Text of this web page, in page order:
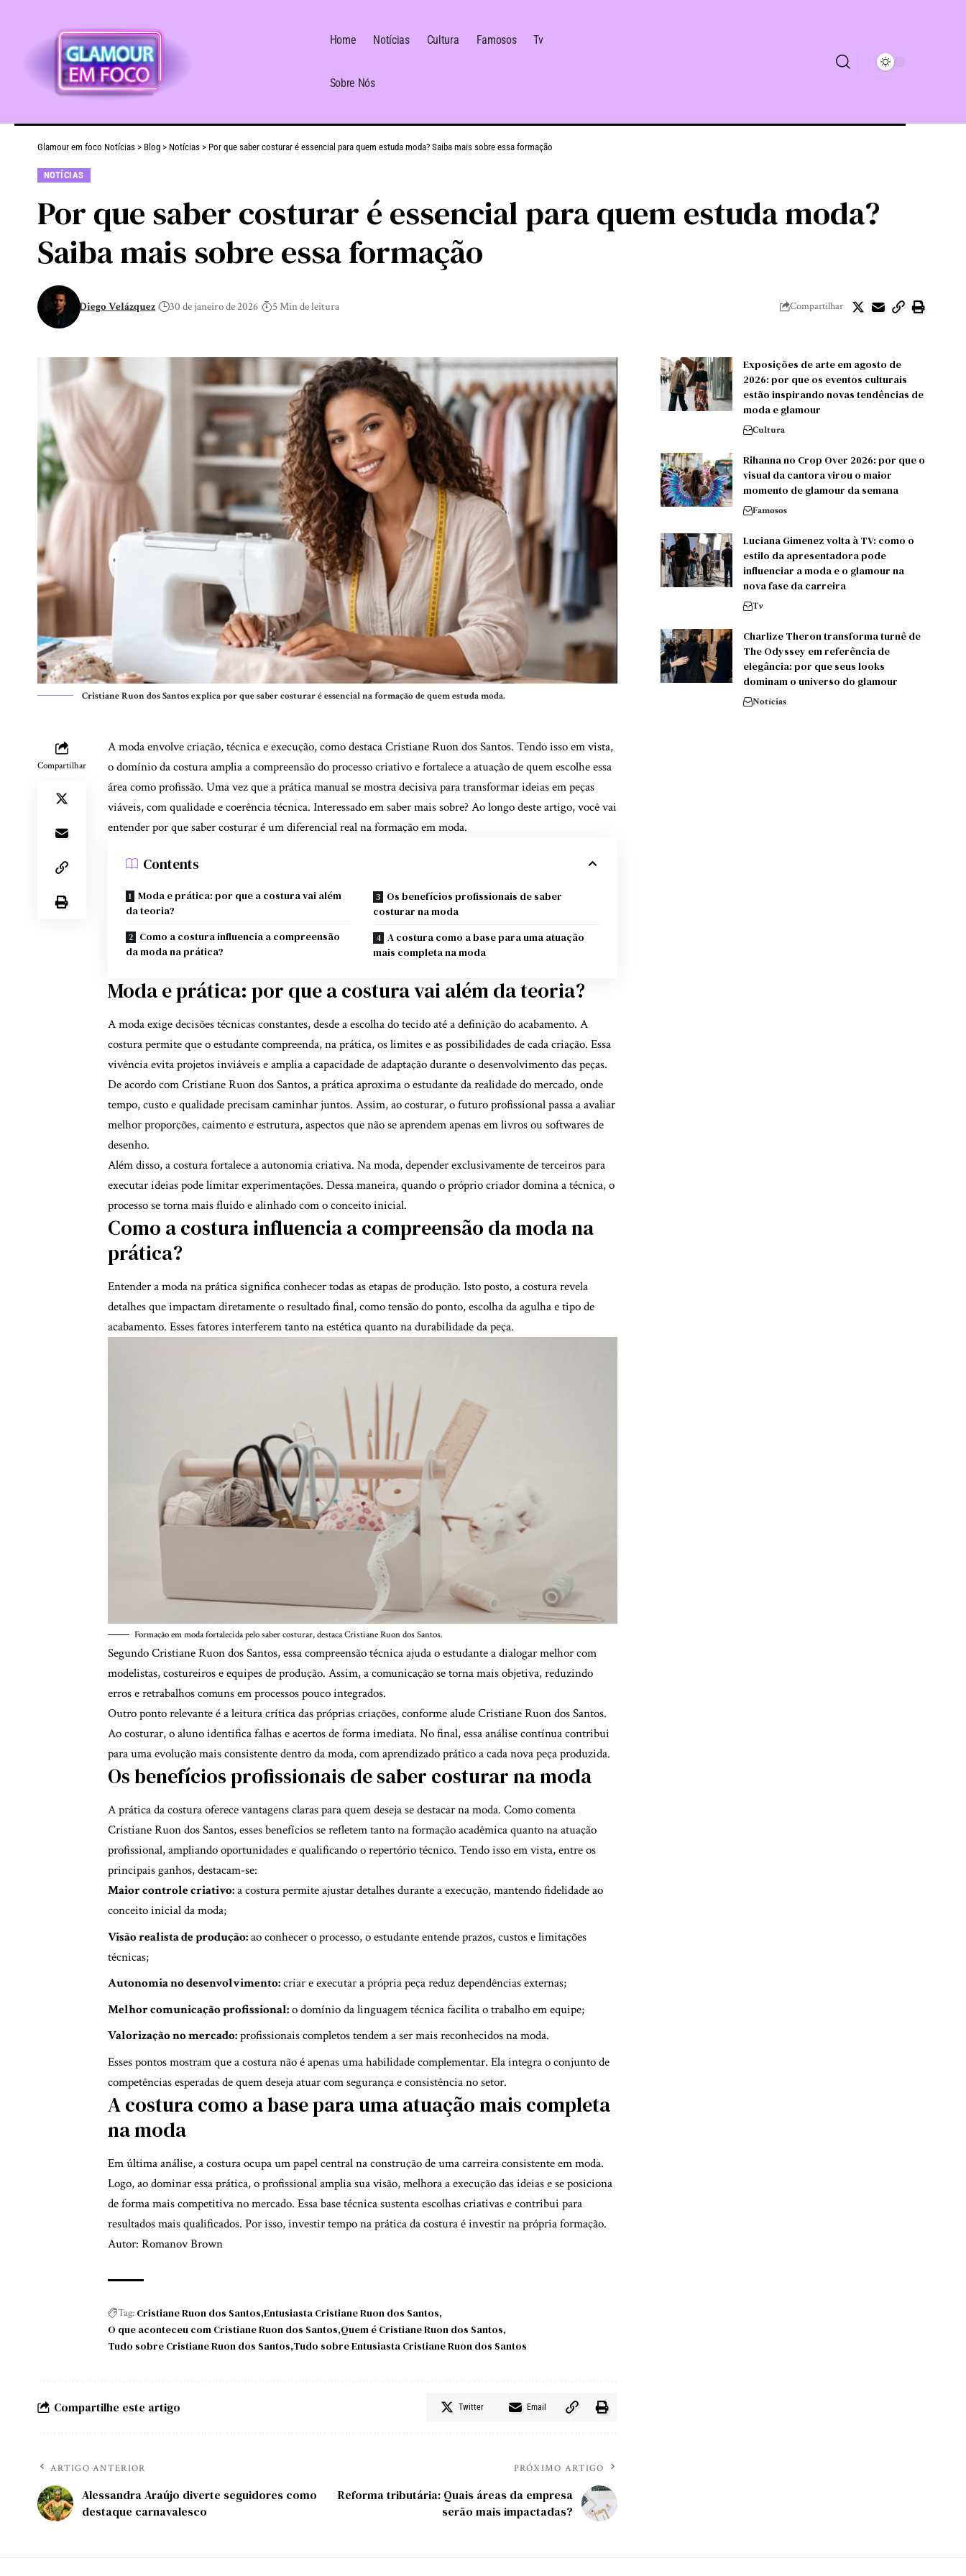
Home Notícias Cultura Famosos Tv
Sobre Nós
Glamour em foco Notícias > Blog > Notícias > Por que saber costurar é essencial para quem estuda moda? Saiba mais sobre essa formação
NOTÍCIAS
Por que saber costurar é essencial para quem estuda moda?
Saiba mais sobre essa formação
Diego Velázquez 30 de janeiro de 2026 5 Min de leitura Compartilhar
Cristiane Ruon dos Santos explica por que saber costurar é essencial na formação de quem estuda moda.
Compartilhar
A moda envolve criação, técnica e execução, como destaca Cristiane Ruon dos Santos. Tendo isso em vista,
o domínio da costura amplia a compreensão do processo criativo e fortalece a atuação de quem escolhe essa
área como profissão. Uma vez que a prática manual se mostra decisiva para transformar ideias em peças
viáveis, com qualidade e coerência técnica. Interessado em saber mais sobre? Ao longo deste artigo, você vai
entender por que saber costurar é um diferencial real na formação em moda.
Contents
Moda e prática: por que a costura vai além
da teoria?
Como a costura influencia a compreensão
da moda na prática?
Os benefícios profissionais de saber
costurar na moda
A costura como a base para uma atuação
mais completa na moda
Moda e prática: por que a costura vai além da teoria?
A moda exige decisões técnicas constantes, desde a escolha do tecido até a definição do acabamento. A
costura permite que o estudante compreenda, na prática, os limites e as possibilidades de cada criação. Essa
vivência evita projetos inviáveis e amplia a capacidade de adaptação durante o desenvolvimento das peças.
De acordo com Cristiane Ruon dos Santos, a prática aproxima o estudante da realidade do mercado, onde
tempo, custo e qualidade precisam caminhar juntos. Assim, ao costurar, o futuro profissional passa a avaliar
melhor proporções, caimento e estrutura, aspectos que não se aprendem apenas em livros ou softwares de
desenho.
Além disso, a costura fortalece a autonomia criativa. Na moda, depender exclusivamente de terceiros para
executar ideias pode limitar experimentações. Dessa maneira, quando o próprio criador domina a técnica, o
processo se torna mais fluido e alinhado com o conceito inicial.
Como a costura influencia a compreensão da moda na
prática?
Entender a moda na prática significa conhecer todas as etapas de produção. Isto posto, a costura revela
detalhes que impactam diretamente o resultado final, como tensão do ponto, escolha da agulha e tipo de
acabamento. Esses fatores interferem tanto na estética quanto na durabilidade da peça.
Formação em moda fortalecida pelo saber costurar, destaca Cristiane Ruon dos Santos.
Segundo Cristiane Ruon dos Santos, essa compreensão técnica ajuda o estudante a dialogar melhor com
modelistas, costureiros e equipes de produção. Assim, a comunicação se torna mais objetiva, reduzindo
erros e retrabalhos comuns em processos pouco integrados.
Outro ponto relevante é a leitura crítica das próprias criações, conforme alude Cristiane Ruon dos Santos.
Ao costurar, o aluno identifica falhas e acertos de forma imediata. No final, essa análise contínua contribui
para uma evolução mais consistente dentro da moda, com aprendizado prático a cada nova peça produzida.
Os benefícios profissionais de saber costurar na moda
A prática da costura oferece vantagens claras para quem deseja se destacar na moda. Como comenta
Cristiane Ruon dos Santos, esses benefícios se refletem tanto na formação acadêmica quanto na atuação
profissional, ampliando oportunidades e qualificando o repertório técnico. Tendo isso em vista, entre os
principais ganhos, destacam-se:
Maior controle criativo:a costura permite ajustar detalhes durante a execução, mantendo fidelidade ao
conceito inicial da moda;
Visão realista de produção:ao conhecer o processo, o estudante entende prazos, custos e limitações
técnicas;
Autonomia no desenvolvimento:criar e executar a própria peça reduz dependências externas;
Melhor comunicação profissional:o domínio da linguagem técnica facilita o trabalho em equipe;
Valorização no mercado:profissionais completos tendem a ser mais reconhecidos na moda.
Esses pontos mostram que a costura não é apenas uma habilidade complementar. Ela integra o conjunto de
competências esperadas de quem deseja atuar com segurança e consistência no setor.
A costura como a base para uma atuação mais completa
na moda
Em última análise, a costura ocupa um papel central na construção de uma carreira consistente em moda.
Logo, ao dominar essa prática, o profissional amplia sua visão, melhora a execução das ideias e se posiciona
de forma mais competitiva no mercado. Essa base técnica sustenta escolhas criativas e contribui para
resultados mais qualificados. Por isso, investir tempo na prática da costura é investir na própria formação.
Autor: Romanov Brown
Tag: Cristiane Ruon dos Santos Entusiasta Cristiane Ruon dos Santos
O que aconteceu com Cristiane Ruon dos Santos Quem é Cristiane Ruon dos Santos
Tudo sobre Cristiane Ruon dos Santos Tudo sobre Entusiasta Cristiane Ruon dos Santos
Compartilhe este artigo Twitter Email
ARTIGO ANTERIOR
Alessandra Araújo diverte seguidores como
destaque carnavalesco
PRÓXIMO ARTIGO
Reforma tributária: Quais áreas da empresa
serão mais impactadas?
Exposições de arte em agosto de
2026: por que os eventos culturais
estão inspirando novas tendências de
moda e glamour
Cultura
Rihanna no Crop Over 2026: por que o
visual da cantora virou o maior
momento de glamour da semana
Famosos
Luciana Gimenez volta à TV: como o
estilo da apresentadora pode
influenciar a moda e o glamour na
nova fase da carreira
Tv
Charlize Theron transforma turnê de
The Odyssey em referência de
elegância: por que seus looks
dominam o universo do glamour
Notícias